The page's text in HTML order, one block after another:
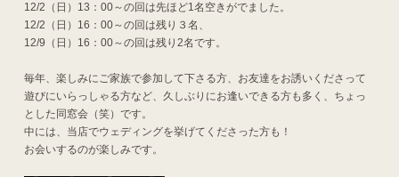
12/2（日）13：00～の回は先ほど1名空きがでました。
12/2（日）16：00～の回は残り３名、
12/9（日）16：00～の回は残り2名です。
毎年、楽しみにご家族で参加して下さる方、お友達をお誘いくださって
遊びにいらっしゃる方など、久しぶりにお逢いできる方も多く、ちょっ
とした同窓会（笑）です。
中には、当店でウェディングを挙げてくださった方も！
お会いするのが楽しみです。